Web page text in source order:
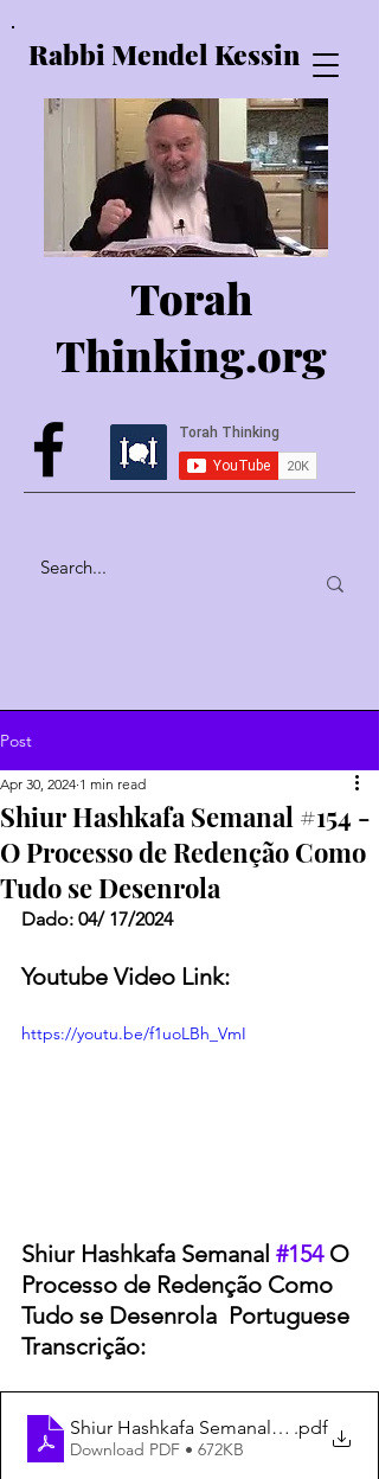
Rabbi Mendel Kessin
Torah
Thinking.org
Post
Shiur Hashkafa Semanal #154 -
O Processo de Redenção Como
Tudo se Desenrola
Apr 30, 2024 1 min read
Dado: 04/ 17/2024
Youtube Video Link:
https://youtu.be/f1uoLBh_VmI
Shiur Hashkafa Semanal #154 O
Processo de Redenção Como
Tudo se Desenrola  Portuguese
Transcrição:
Shiur Hashkafa Semanal #154 -
.pdf
Download PDF • 672KB